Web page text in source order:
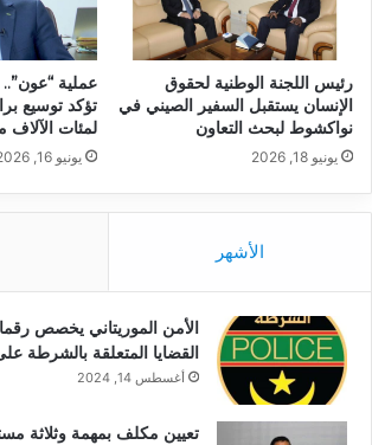
رئيس اللجنة الوطنية لحقوق
الإنسان يستقبل السفير الصيني في
نواكشوط لبحث التعاون
يونيو 18, 2026
عملية “عون”..
تؤكد توسيع
لمئات الآلاف
يونيو 16, 2026
الأشهر
الأمن الموريتاني يخصص
القضايا المتعلقة بالشرطة
أغسطس 14, 2024
تعيين مكلف بمهمة وثلاثة